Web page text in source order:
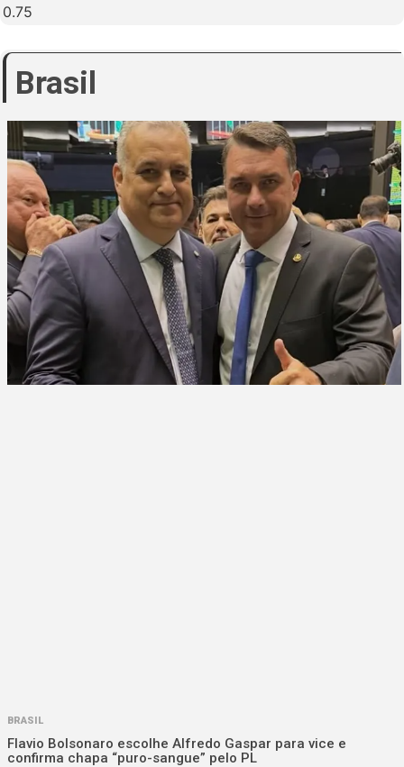
Brasil
BRASIL
Flavio Bolsonaro escolhe Alfredo Gaspar para vice e
confirma chapa “puro-sangue” pelo PL